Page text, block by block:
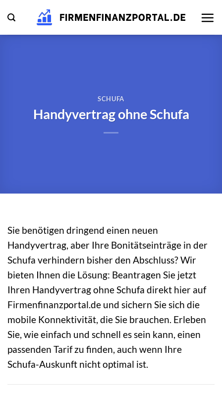
Inhalt
springen
SCHUFA
Handyvertrag ohne Schufa
Sie benötigen dringend einen neuen
Handyvertrag, aber Ihre Bonitätseinträge in der
Schufa verhindern bisher den Abschluss? Wir
bieten Ihnen die Lösung: Beantragen Sie jetzt
Ihren Handyvertrag ohne Schufa direkt hier auf
Firmenfinanzportal.de und sichern Sie sich die
mobile Konnektivität, die Sie brauchen. Erleben
Sie, wie einfach und schnell es sein kann, einen
passenden Tarif zu finden, auch wenn Ihre
Schufa-Auskunft nicht optimal ist.